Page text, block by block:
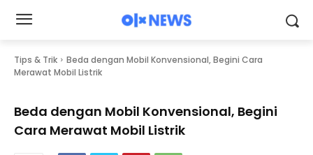
Tips & Trik
Beda dengan Mobil Konvensional, Begini Cara
Merawat Mobil Listrik
Beda dengan Mobil Konvensional, Begini
Cara Merawat Mobil Listrik